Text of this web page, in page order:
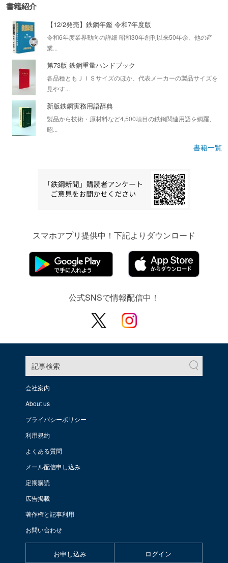
書籍紹介
【12/2発売】鉄鋼年鑑 令和7年度版
令和6年度業界動向の詳細 昭和30年創刊以来50年余、他の産
業...
第73版 鉄鋼重量ハンドブック
各品種ともＪＩＳサイズのほか、代表メーカーの製品サイズを
見やす...
新版鉄鋼実務用語辞典
製品から技術・原材料など4,500項目の鉄鋼関連用語を網羅、
昭...
書籍一覧
スマホアプリ提供中！下記よりダウンロード
公式SNSで情報配信中！
記事検索
会社案内
About us
プライバシーポリシー
利用規約
よくある質問
メール配信申し込み
定期購読
広告掲載
著作権と記事利用
お問い合わせ
お申し込み ログイン